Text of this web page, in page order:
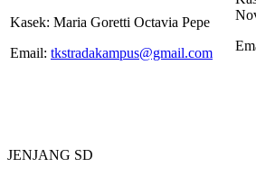
Kasek: Maria Goretti Octavia Pepe
Email: tkstradakampus@gmail.com
JENJANG SD